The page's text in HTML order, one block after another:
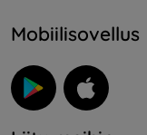
Mobiilisovellus